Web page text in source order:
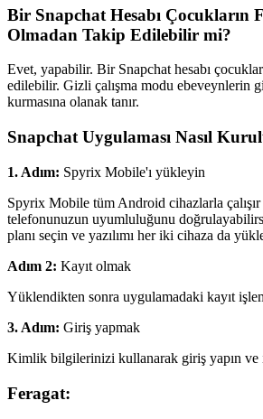
Bir Snapchat Hesabı Çocukların
Olmadan Takip Edilebilir mi?
Evet, yapabilir. Bir Snapchat hesabı
edilebilir. Gizli çalışma modu ebeveynlerin
kurmasına olanak tanır.
Snapchat Uygulaması Nasıl
1. Adım: Spyrix Mobile'ı yükleyin
Spyrix Mobile tüm Android cihazlarla
telefonunuzun uyumluluğunu
planı seçin ve yazılımı her iki cihaza da
Adım 2: Kayıt olmak
Yüklendikten sonra uygulamadaki kayıt
3. Adım: Giriş yapmak
Kimlik bilgilerinizi kullanarak giriş yapın ve
Feragat: